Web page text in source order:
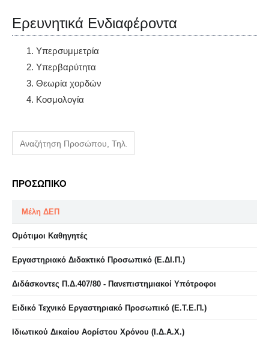
Ερευνητικά Ενδιαφέροντα
Υπερσυμμετρία
Υπερβαρύτητα
Θεωρία χορδών
Κοσμολογία
ΠΡΟΣΩΠΙΚΟ
Μέλη ΔΕΠ
Ομότιμοι Καθηγητές
Εργαστηριακό Διδακτικό Προσωπικό (Ε.ΔΙ.Π.)
Διδάσκοντες Π.Δ.407/80 - Πανεπιστημιακοί Υπότροφοι
Ειδικό Τεχνικό Εργαστηριακό Προσωπικό (Ε.Τ.Ε.Π.)
Ιδιωτικού Δικαίου Αορίστου Χρόνου (Ι.Δ.Α.Χ.)